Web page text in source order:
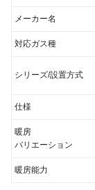
メーカー名
対応ガス種
シリーズ/設置方式
仕様
暖房
バリエーション
暖房能力